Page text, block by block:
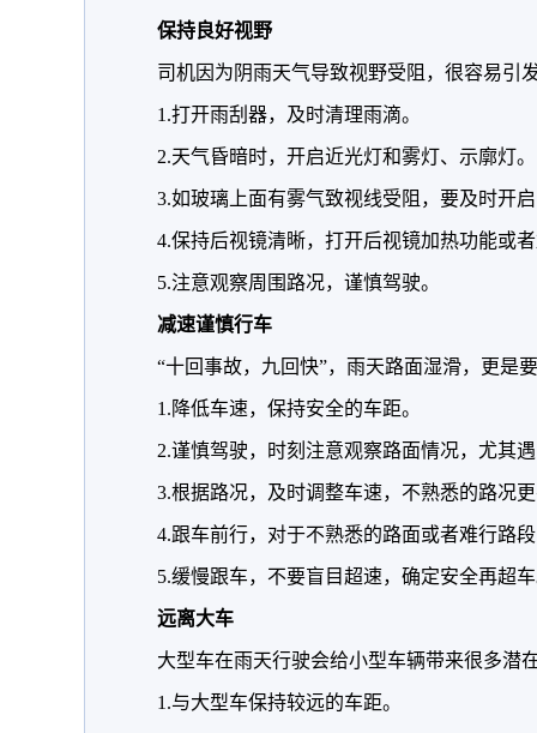
保持良好视野
司机因为阴雨天气导致视野受阻，很容易引
1.打开雨刮器，及时清理雨滴。
2.天气昏暗时，开启近光灯和雾灯、示廓灯。
3.如玻璃上面有雾气致视线受阻，要及时开
4.保持后视镜清晰，打开后视镜加热功能或
5.注意观察周围路况，谨慎驾驶。
减速谨慎行车
“十回事故，九回快”，雨天路面湿滑，更是
1.降低车速，保持安全的车距。
2.谨慎驾驶，时刻注意观察路面情况，尤其
3.根据路况，及时调整车速，不熟悉的路况
4.跟车前行，对于不熟悉的路面或者难行路
5.缓慢跟车，不要盲目超速，确定安全再超
远离大车
大型车在雨天行驶会给小型车辆带来很多潜
1.与大型车保持较远的车距。